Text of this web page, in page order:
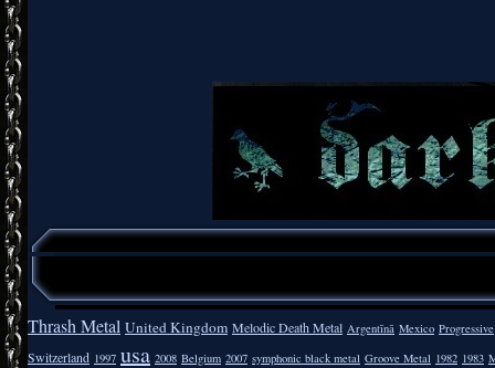
Thrash Metal United Kingdom Melodic Death Metal Argentīnā Mexico Progressive
Switzerland 1997 usa 2008 Belgium 2007 symphonic black metal Groove Metal 1982 1983